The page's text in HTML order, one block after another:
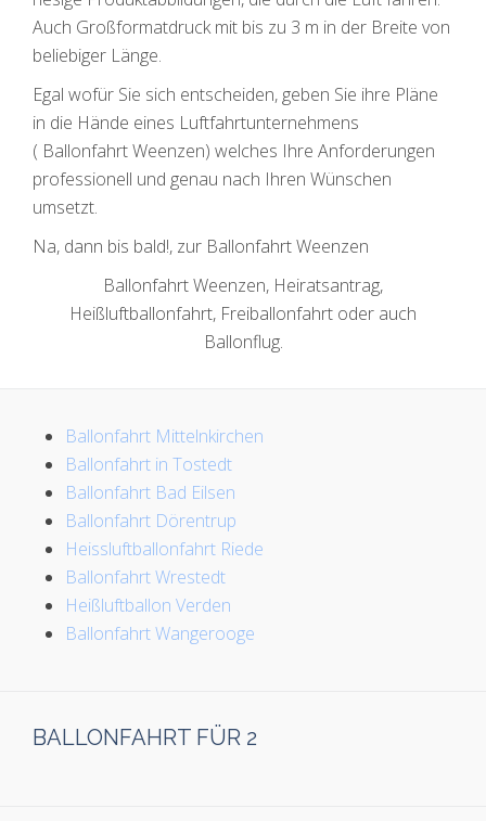
Auch Großformatdruck mit bis zu 3 m in der Breite von
beliebiger Länge.
Egal wofür Sie sich entscheiden, geben Sie ihre Pläne
in die Hände eines Luftfahrtunternehmens
( Ballonfahrt Weenzen) welches Ihre Anforderungen
professionell und genau nach Ihren Wünschen
umsetzt.
Na, dann bis bald!, zur Ballonfahrt Weenzen
Ballonfahrt Weenzen, Heiratsantrag,
Heißluftballonfahrt, Freiballonfahrt oder auch
Ballonflug.
Ballonfahrt Mittelnkirchen
Ballonfahrt in Tostedt
Ballonfahrt Bad Eilsen
Ballonfahrt Dörentrup
Heissluftballonfahrt Riede
Ballonfahrt Wrestedt
Heißluftballon Verden
Ballonfahrt Wangerooge
BALLONFAHRT FÜR 2